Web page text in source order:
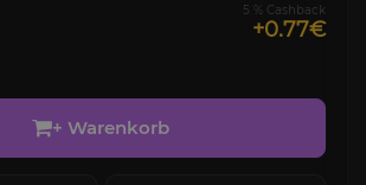
5 % Cashback
+0.77€
+ Warenkorb